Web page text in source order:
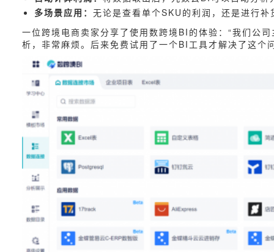
多场景应用： 无论是查看单个SKU的利润，还是进行
一位跨境电商卖家分享了使用数跨境BI的体验：“我们公
析，非常麻烦。后来免费试用了一个BI工具才解决了这